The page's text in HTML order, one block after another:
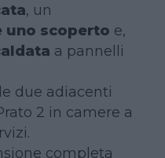
, un
uno scoperto e,
a pannelli
due adiacenti
2 in camere a
completa